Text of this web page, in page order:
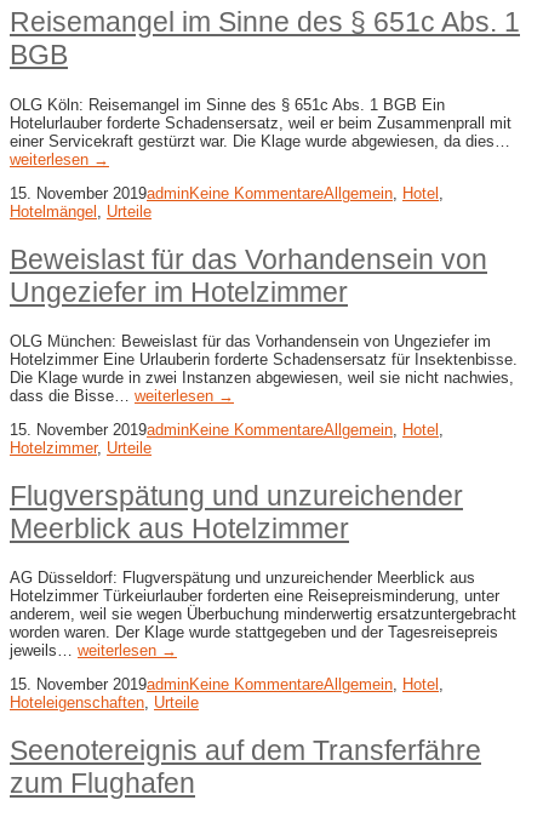
Reisemangel im Sinne des § 651c Abs. 1
BGB
OLG Köln: Reisemangel im Sinne des § 651c Abs. 1 BGB Ein
Hotelurlauber forderte Schadensersatz, weil er beim Zusammenprall mit
einer Servicekraft gestürzt war. Die Klage wurde abgewiesen, da dies…
weiterlesen →
15. November 2019adminKeine KommentareAllgemein Hotel
Hotelmängel
Urteile
Beweislast für das Vorhandensein von
Ungeziefer im Hotelzimmer
OLG München: Beweislast für das Vorhandensein von Ungeziefer im
Hotelzimmer Eine Urlauberin forderte Schadensersatz für Insektenbisse.
Die Klage wurde in zwei Instanzen abgewiesen, weil sie nicht nachwies,
dass die Bisse… weiterlesen →
15. November 2019adminKeine KommentareAllgemein Hotel
Hotelzimmer, Urteile
Flugverspätung und unzureichender
Meerblick aus Hotelzimmer
AG Düsseldorf: Flugverspätung und unzureichender Meerblick aus
Hotelzimmer Türkeiurlauber forderten eine Reisepreisminderung, unter
anderem, weil sie wegen Überbuchung minderwertig ersatzuntergebracht
worden waren. Der Klage wurde stattgegeben und der Tagesreisepreis
jeweils… weiterlesen →
15. November 2019adminKeine KommentareAllgemein Hotel
Hoteleigenschaften Urteile
Seenotereignis auf dem Transferfähre
zum Flughafen